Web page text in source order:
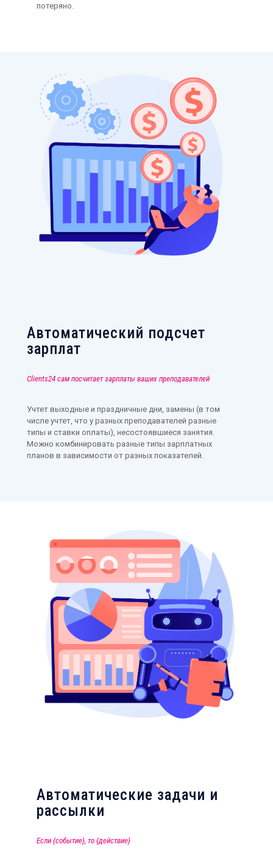
потеряно.
Автоматический подсчет
зарплат
Clients24 сам посчитает зарплаты ваших преподавателей
Учтет выходные и праздничные дни, замены (в том
числе учтет, что у разных преподавателей разные
типы и ставки оплаты), несостоявшиеся занятия.
Можно комбинировать разные типы зарплатных
планов в зависимости от разных показателей.
Автоматические задачи и
рассылки
Если {событие}, то {действие}